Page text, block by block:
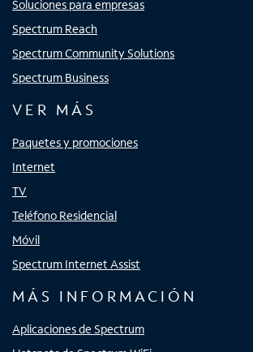
Soluciones para empresas
Spectrum Reach
Spectrum Community Solutions
Spectrum Business
VER MÁS
Paquetes y promociones
Internet
TV
Teléfono Residencial
Móvil
Spectrum Internet Assist
MÁS INFORMACIÓN
Aplicaciones de Spectrum